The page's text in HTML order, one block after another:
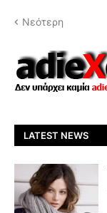
Νεότερη
LATEST NEWS